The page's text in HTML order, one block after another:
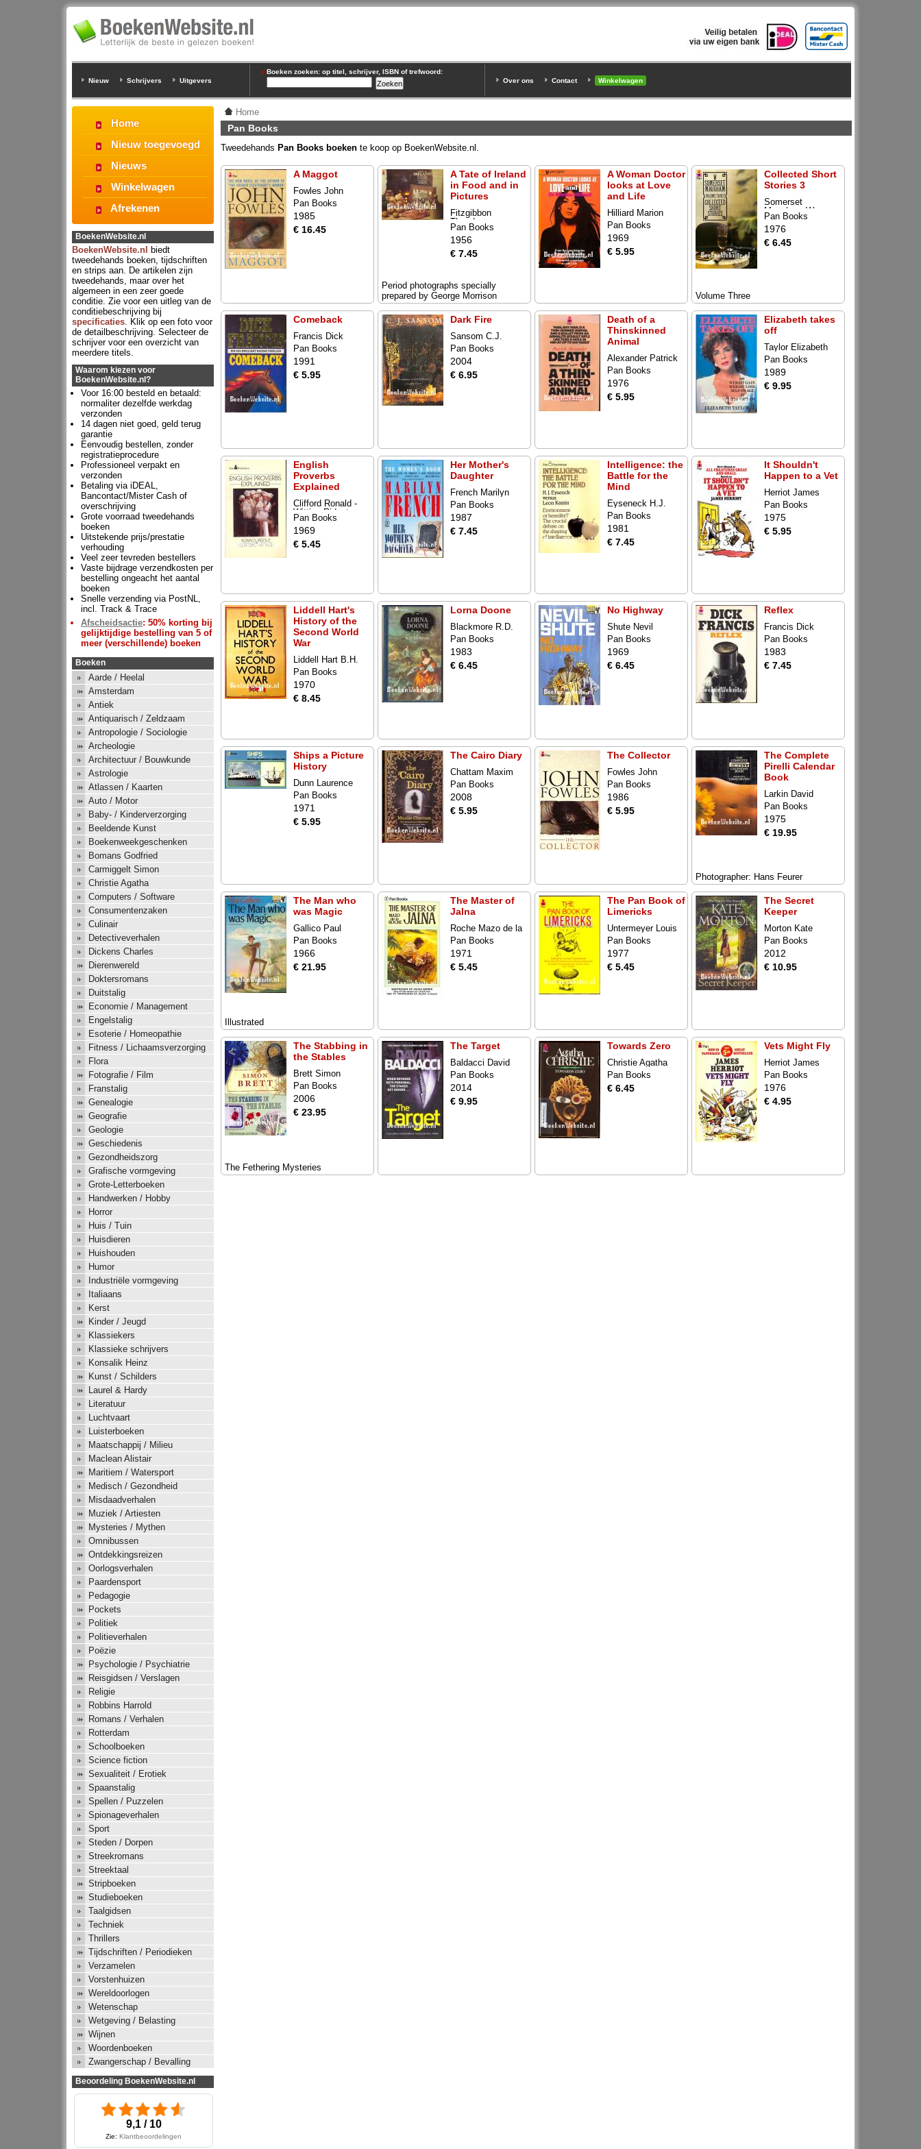
Nieuw Schrijvers Uitgevers
Boeken zoeken: op titel, schrijver, ISBN of trefwoord:
Over ons
Contact Winkelwagen
Home
Pan Books
Tweedehands Pan Books boeken te koop op BoekenWebsite.nl.
A Maggot
Fowles John
Pan Books
1985
€ 16.45
A Tate of Ireland
in Food and in
Pictures
Fitzgibbon
Theodora
Pan Books
1956
€ 7.45
Period photographs specially
prepared by George Morrison
A Woman Doctor
looks at Love
and Life
Hilliard Marion
Pan Books
1969
€ 5.95
Collected Short
Stories 3
Somerset
Maugham W.
Pan Books
1976
€ 6.45
Volume Three
Comeback
Francis Dick
Pan Books
1991
€ 5.95
Dark Fire
Sansom C.J.
Pan Books
2004
€ 6.95
Death of a
Thinskinned
Animal
Alexander Patrick
Pan Books
1976
€ 5.95
Elizabeth takes
off
Taylor Elizabeth
Pan Books
1989
€ 9.95
English
Proverbs
Explained
Clifford Ronald -
Witting Ridout
Pan Books
1969
€ 5.45
Her Mother's
Daughter
French Marilyn
Pan Books
1987
€ 7.45
Intelligence: the
Battle for the
Mind
Eyseneck H.J.
Pan Books
1981
€ 7.45
It Shouldn't
Happen to a Vet
Herriot James
Pan Books
1975
€ 5.95
Liddell Hart's
History of the
Second World
War
Liddell Hart B.H.
Pan Books
1970
€ 8.45
Lorna Doone
Blackmore R.D.
Pan Books
1983
€ 6.45
No Highway
Shute Nevil
Pan Books
1969
€ 6.45
Reflex
Francis Dick
Pan Books
1983
€ 7.45
Ships a Picture
History
Dunn Laurence
Pan Books
1971
€ 5.95
The Cairo Diary
Chattam Maxim
Pan Books
2008
€ 5.95
The Collector
Fowles John
Pan Books
1986
€ 5.95
The Complete
Pirelli Calendar
Book
Larkin David
Pan Books
1975
€ 19.95
Photographer: Hans Feurer
The Man who
was Magic
Gallico Paul
Pan Books
1966
€ 21.95
Illustrated
The Master of
Jalna
Roche Mazo de la
Pan Books
1971
€ 5.45
The Pan Book of
Limericks
Untermeyer Louis
Pan Books
1977
€ 5.45
The Secret
Keeper
Morton Kate
Pan Books
2012
€ 10.95
The Stabbing in
the Stables
Brett Simon
Pan Books
2006
€ 23.95
The Fethering Mysteries
The Target
Baldacci David
Pan Books
2014
€ 9.95
Towards Zero
Christie Agatha
Pan Books
€ 6.45
Vets Might Fly
Herriot James
Pan Books
1976
€ 4.95
Home
Nieuw toegevoegd
Nieuws
Winkelwagen
Afrekenen
BoekenWebsite.nl
BoekenWebsite.nl
biedt
tweedehands boeken, tijdschriften
en strips aan. De artikelen zijn
tweedehands, maar over het
algemeen in een zeer goede
conditie. Zie voor een uitleg van de
conditiebeschrijving bij
specificaties. Klik op een foto voor
de detailbeschrijving. Selecteer de
schrijver voor een overzicht van
meerdere titels.
Waarom kiezen voor
BoekenWebsite.nl?
Voor 16:00 besteld en betaald:
normaliter dezelfde werkdag
verzonden
14 dagen niet goed, geld terug
garantie
Eenvoudig bestellen, zonder
registratieprocedure
Professioneel verpakt en
verzonden
Betaling via iDEAL,
Bancontact/Mister Cash of
overschrijving
Grote voorraad tweedehands
boeken
Uitstekende prijs/prestatie
verhouding
Veel zeer tevreden bestellers
Vaste bijdrage verzendkosten per
bestelling ongeacht het aantal
boeken
Snelle verzending via PostNL,
incl. Track & Trace
Afscheidsactie: 50% korting bij
gelijktijdige bestelling van 5 of
meer (verschillende) boeken
Boeken
Aarde / Heelal
Amsterdam
Antiek
Antiquarisch / Zeldzaam
Antropologie / Sociologie
Archeologie
Architectuur / Bouwkunde
Astrologie
Atlassen / Kaarten
Auto / Motor
Baby- / Kinderverzorging
Beeldende Kunst
Boekenweekgeschenken
Bomans Godfried
Carmiggelt Simon
Christie Agatha
Computers / Software
Consumentenzaken
Culinair
Detectiveverhalen
Dickens Charles
Dierenwereld
Doktersromans
Duitstalig
Economie / Management
Engelstalig
Esoterie / Homeopathie
Fitness / Lichaamsverzorging
Flora
Fotografie / Film
Franstalig
Genealogie
Geografie
Geologie
Geschiedenis
Gezondheidszorg
Grafische vormgeving
Grote-Letterboeken
Handwerken / Hobby
Horror
Huis / Tuin
Huisdieren
Huishouden
Humor
Industriële vormgeving
Italiaans
Kerst
Kinder / Jeugd
Klassiekers
Klassieke schrijvers
Konsalik Heinz
Kunst / Schilders
Laurel & Hardy
Literatuur
Luchtvaart
Luisterboeken
Maatschappij / Milieu
Maclean Alistair
Maritiem / Watersport
Medisch / Gezondheid
Misdaadverhalen
Muziek / Artiesten
Mysteries / Mythen
Omnibussen
Ontdekkingsreizen
Oorlogsverhalen
Paardensport
Pedagogie
Pockets
Politiek
Politieverhalen
Poëzie
Psychologie / Psychiatrie
Reisgidsen / Verslagen
Religie
Robbins Harrold
Romans / Verhalen
Rotterdam
Schoolboeken
Science fiction
Sexualiteit / Erotiek
Spaanstalig
Spellen / Puzzelen
Spionageverhalen
Sport
Steden / Dorpen
Streekromans
Streektaal
Stripboeken
Studieboeken
Taalgidsen
Techniek
Thrillers
Tijdschriften / Periodieken
Verzamelen
Vorstenhuizen
Wereldoorlogen
Wetenschap
Wetgeving / Belasting
Wijnen
Woordenboeken
Zwangerschap / Bevalling
Beoordeling BoekenWebsite.nl
9,1 / 10
Zie: Klantbeoordelingen